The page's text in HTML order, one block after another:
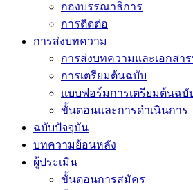
กองบรรณาธิการ
การติดต่อ
การส่งบทความ
การส่งบทความและเอกสาร
การเตรียมต้นฉบับ
แบบฟอร์มการเตรียมต้นฉบั
ขั้นตอนและการดำเนินการ
ฉบับปัจจุบัน
บทความย้อนหลัง
ผู้ประเมิน
ขั้นตอนการสมัคร